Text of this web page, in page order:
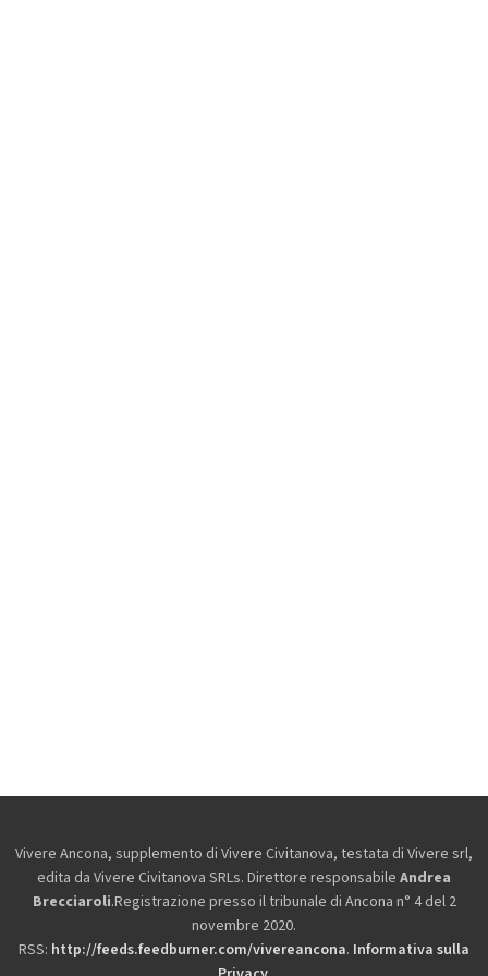
Vivere Ancona, supplemento di Vivere Civitanova, testata di Vivere srl,
edita da Vivere Civitanova SRLs. Direttore responsabile Andrea
Brecciaroli.Registrazione presso il tribunale di Ancona n° 4 del 2
novembre 2020.
RSS: http://feeds.feedburner.com/vivereancona. Informativa sulla